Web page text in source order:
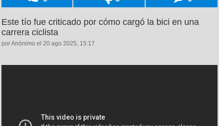
Este tío fue criticado por cómo cargó la bici en una
carrera ciclista
por Anónimo el 20 ago 2025, 15:17